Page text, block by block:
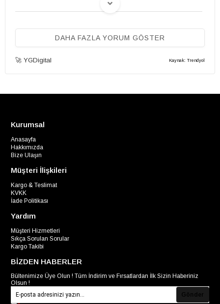
(0)
14 Nisan 2026
Muazzam iyi ürünDAHA FAZLA YORUM GÖSTER
🚀 YGDigital Kaynak: Trendyol
Kurumsal
Anasayfa
Hakkımızda
Bize Ulaşın
Müşteri İlişkileri
Kargo & Teslimat
KVKK
İade Politikası
Yardım
Müşteri Hizmetleri
Sıkça Sorulan Sorular
Kargo Takibi
BİZDEN HABERLER
Bültenimize Üye Olun ! Tüm İndirim ve Fırsatlardan İlk Sizin Haberiniz
Olsun !
Gönder